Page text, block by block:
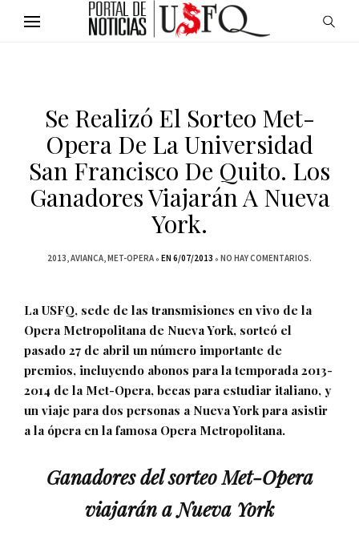
Se Realizó El Sorteo Met-
Opera De La Universidad
San Francisco De Quito. Los
Ganadores Viajarán A Nueva
York.
2013 AVIANCA MET-OPERA EN 6/07/2013 NO HAY COMENTARIOS.
La USFQ, sede de las transmisiones en vivo de la
Opera Metropolitana de Nueva York, sorteó el
pasado 27 de abril un número importante de
premios, incluyendo abonos para la temporada 2013-
2014 de la Met-Opera, becas para estudiar italiano, y
un viaje para dos personas a Nueva York para asistir
a la ópera en la famosa Opera Metropolitana.
Ganadores del sorteo Met-Opera
viajarán a Nueva York